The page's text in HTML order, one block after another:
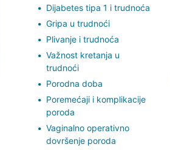
Dijabetes tipa 1 i trudnoća
Gripa u trudnoći
Plivanje i trudnoća
Važnost kretanja u
trudnoći
Porodna doba
Poremećaji i komplikacije
poroda
Vaginalno operativno
dovršenje poroda